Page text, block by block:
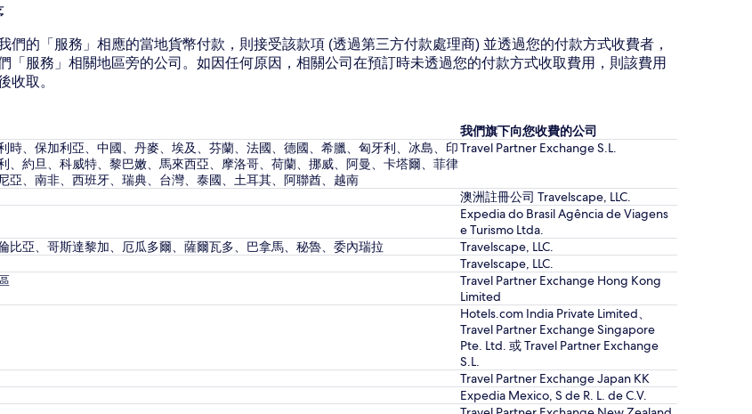
們的「服務」相應的當地貨幣付款，則接受該款項 (透過第三方付款處理商) 並透過您的付款方式收費者，
「服務」相關地區旁的公司。如因任何原因，相關公司在預訂時未透過您的付款方式收取費用，則該費用
收取。
我們旗下向您收費的公司
時、保加利亞、中國、丹麥、埃及、芬蘭、法國、德國、希臘、匈牙利、冰島、印
、約旦、科威特、黎巴嫩、馬來西亞、摩洛哥、荷蘭、挪威、阿曼、卡塔爾、菲律
亞、南非、西班牙、瑞典、台灣、泰國、土耳其、阿聯酋、越南
Travel Partner Exchange S.L.
澳洲註冊公司 Travelscape, LLC.
Expedia do Brasil Agência de Viagens
e Turismo Ltda.
比亞、哥斯達黎加、厄瓜多爾、薩爾瓦多、巴拿馬、秘魯、委內瑞拉
Travelscape, LLC.
Travelscape, LLC.
Travel Partner Exchange Hong Kong
Limited
Hotels.com India Private Limited、
Travel Partner Exchange Singapore
Pte. Ltd. 或 Travel Partner Exchange
S.L.
Travel Partner Exchange Japan KK
Expedia Mexico, S de R. L. de C.V.